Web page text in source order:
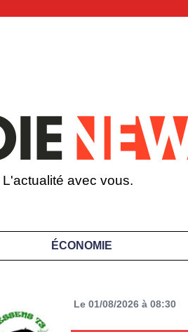
L'actualité avec vous.
ÉCONOMIE
Le 01/08/2026 à 08:30